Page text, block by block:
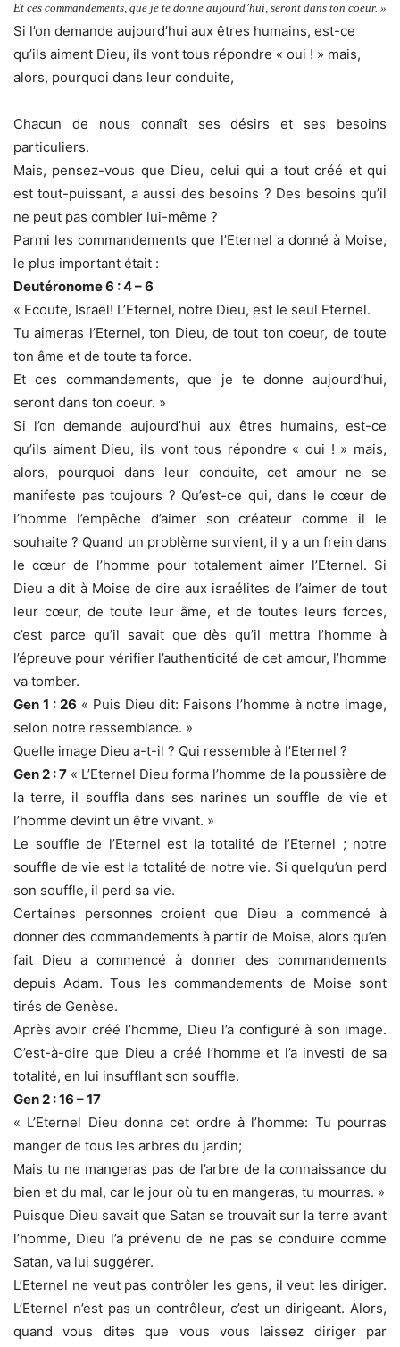
Et ces commandements, que je te donne aujourd’hui, seront dans ton coeur. »
Si l’on demande aujourd’hui aux êtres humains, est-ce
qu’ils aiment Dieu, ils vont tous répondre « oui ! » mais,
alors, pourquoi dans leur conduite,
Chacun de nous connaît ses désirs et ses besoins
particuliers.
Mais, pensez-vous que Dieu, celui qui a tout créé et qui
est tout-puissant, a aussi des besoins ? Des besoins qu’il
ne peut pas combler lui-même ?
Parmi les commandements que l’Eternel a donné à Moise,
le plus important était :
Deutéronome 6 : 4 – 6
« Ecoute, Israël! L’Eternel, notre Dieu, est le seul Eternel.
Tu aimeras l’Eternel, ton Dieu, de tout ton coeur, de toute
ton âme et de toute ta force.
Et ces commandements, que je te donne aujourd’hui,
seront dans ton coeur. »
Si l’on demande aujourd’hui aux êtres humains, est-ce
qu’ils aiment Dieu, ils vont tous répondre « oui ! » mais,
alors, pourquoi dans leur conduite, cet amour ne se
manifeste pas toujours ? Qu’est-ce qui, dans le cœur de
l’homme l’empêche d’aimer son créateur comme il le
souhaite ? Quand un problème survient, il y a un frein dans
le cœur de l’homme pour totalement aimer l’Eternel. Si
Dieu a dit à Moise de dire aux israélites de l’aimer de tout
leur cœur, de toute leur âme, et de toutes leurs forces,
c’est parce qu’il savait que dès qu’il mettra l’homme à
l’épreuve pour vérifier l’authenticité de cet amour, l’homme
va tomber.
Gen 1 : 26 « Puis Dieu dit: Faisons l’homme à notre image,
selon notre ressemblance. »
Quelle image Dieu a-t-il ? Qui ressemble à l’Eternel ?
Gen 2 : 7 « L’Eternel Dieu forma l’homme de la poussière de
la terre, il souffla dans ses narines un souffle de vie et
l’homme devint un être vivant. »
Le souffle de l’Eternel est la totalité de l’Eternel ; notre
souffle de vie est la totalité de notre vie. Si quelqu’un perd
son souffle, il perd sa vie.
Certaines personnes croient que Dieu a commencé à
donner des commandements à partir de Moise, alors qu’en
fait Dieu a commencé à donner des commandements
depuis Adam. Tous les commandements de Moise sont
tirés de Genèse.
Après avoir créé l’homme, Dieu l’a configuré à son image.
C’est-à-dire que Dieu a créé l’homme et l’a investi de sa
totalité, en lui insufflant son souffle.
Gen 2 : 16 – 17
« L’Eternel Dieu donna cet ordre à l’homme: Tu pourras
manger de tous les arbres du jardin;
Mais tu ne mangeras pas de l’arbre de la connaissance du
bien et du mal, car le jour où tu en mangeras, tu mourras. »
Puisque Dieu savait que Satan se trouvait sur la terre avant
l’homme, Dieu l’a prévenu de ne pas se conduire comme
Satan, va lui suggérer.
L’Eternel ne veut pas contrôler les gens, il veut les diriger.
L’Eternel n’est pas un contrôleur, c’est un dirigeant. Alors,
quand vous dites que vous vous laissez diriger par